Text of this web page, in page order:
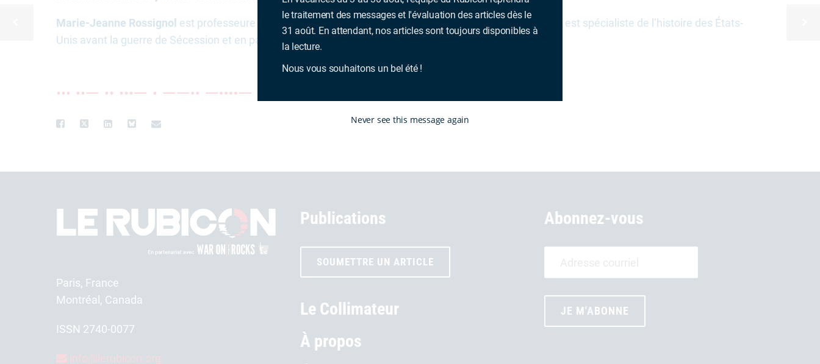
Marie-Jeanne Rossignol est professeure en études américaines (États-Unis) à l’université Paris Cité. Elle est spécialiste de l’histoire des États-
Unis avant la guerre de Sécession et en particulier de l’antiesclavagisme.
Paris, France
Montréal, Canada
ISSN 2740-0077
info@lerubicon.org
Publications
SOUMETTRE UN ARTICLE
Le Collimateur
À propos
Abonnez-vous
JE M'ABONNE
le traitement des messages et l'évaluation des articles dès le
31 août. En attendant, nos articles sont toujours disponibles à
la lecture.
Nous vous souhaitons un bel été !
Never see this message again